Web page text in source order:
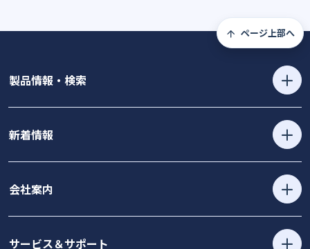
ページ上部へ
製品情報・検索
新着情報
会社案内
サービス＆サポート